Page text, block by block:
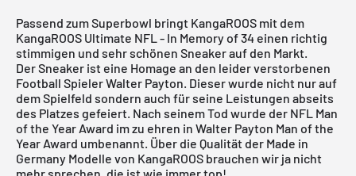
Passend zum Superbowl bringt KangaROOS mit dem
KangaROOS Ultimate NFL - In Memory of 34 einen richtig
stimmigen und sehr schönen Sneaker auf den Markt.
Der Sneaker ist eine Homage an den leider verstorbenen
Football Spieler Walter Payton. Dieser wurde nicht nur auf
dem Spielfeld sondern auch für seine Leistungen abseits
des Platzes gefeiert. Nach seinem Tod wurde der NFL Man
of the Year Award im zu ehren in Walter Payton Man of the
Year Award umbenannt. Über die Qualität der Made in
Germany Modelle von KangaROOS brauchen wir ja nicht